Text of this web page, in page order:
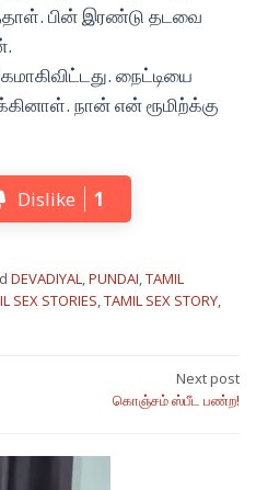
பின் இரண்டு தடவை
நைட்டியை
நான் என் ரூமிற்க்கு
Dislike 1
DEVADIYAL,PUNDAI,TAMIL
SEX STORIES,TAMIL SEX STORY,
Next post
கொஞ்சம் ஸ்பீட பண்ற!